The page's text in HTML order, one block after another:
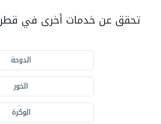
تحقق عن خدمات أخرى في قطر
الدوحة
الخور
الوكرة